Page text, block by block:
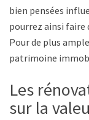
bien pensées
pourrez ainsi faire
Pour de plus
patrimoine
Les
sur la